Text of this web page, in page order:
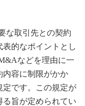
な取引先との契約
的なポイントとし
などを理由に一
内容に制限がかか
定です。この規定が
旨が定められてい